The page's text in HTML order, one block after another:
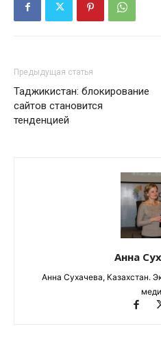
Предыдущая статья
Таджикистан: блокирование
сайтов становится
тенденцией
Анна
Анна Сухачева, Казахстан.